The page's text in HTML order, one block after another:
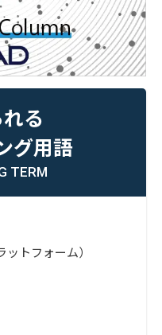
る
グ用語
TERM
トフォーム）